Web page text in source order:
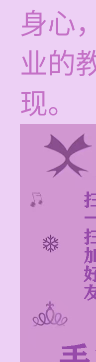
身心
业的
现。